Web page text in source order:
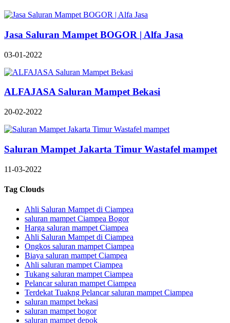
Jasa Saluran Mampet BOGOR | Alfa Jasa
03-01-2022
ALFAJASA Saluran Mampet Bekasi
20-02-2022
Saluran Mampet Jakarta Timur Wastafel mampet
11-03-2022
Tag Clouds
Ahli Saluran Mampet di Ciampea
saluran mampet Ciampea Bogor
Harga saluran mampet Ciampea
Ahli Saluran Mampet di Ciampea
Ongkos saluran mampet Ciampea
Biaya saluran mampet Ciampea
Ahli saluran mampet Ciampea
Tukang saluran mampet Ciampea
Pelancar saluran mampet Ciampea
Terdekat Tuakng Pelancar saluran mampet Ciampea
saluran mampet bekasi
saluran mampet bogor
saluran mampet depok